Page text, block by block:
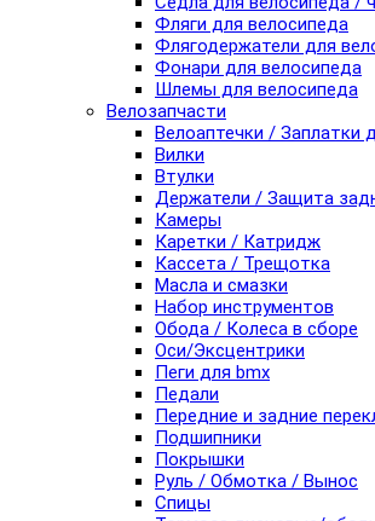
Фляги для велосипеда
Флягодержатели для
Фонари для велосипеда
Шлемы для велосипеда
Велозапчасти
Велоаптечки / Заплатки
Вилки
Втулки
Держатели / Защита
Камеры
Каретки / Катридж
Кассета / Трещотка
Масла и смазки
Набор инструментов
Обода / Колеса в сборе
Оси/Эксцентрики
Пеги для bmx
Педали
Передние и задние
Подшипники
Покрышки
Руль / Обмотка / Вынос
Спицы